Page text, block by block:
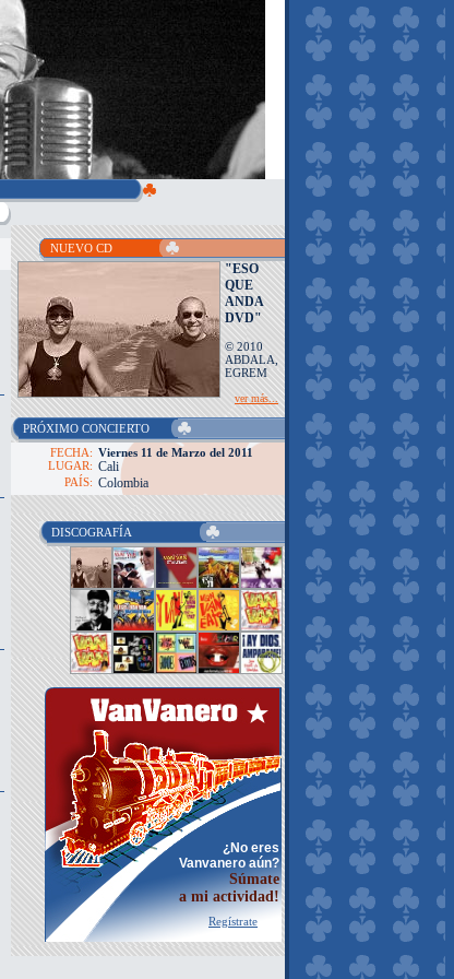
NUEVO CD
"ESO
QUE
ANDA
DVD"
© 2010
ABDALA,
EGREM
ver más...
PRÓXIMO CONCIERTO
FECHA: Viernes 11 de Marzo del 2011
LUGAR: Cali
PAÍS: Colombia
DISCOGRAFÍA
¿No eres
Vanvanero aún?
Súmate
a mi actividad!
Regístrate